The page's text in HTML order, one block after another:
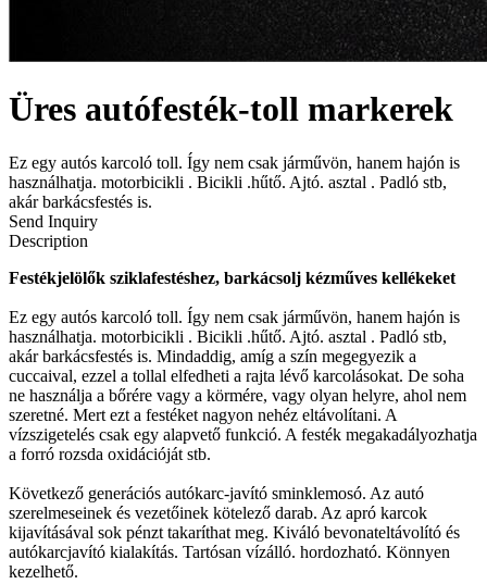
Üres autófesték-toll markerek
Ez egy autós karcoló toll. Így nem csak járművön, hanem hajón is
használhatja. motorbicikli . Bicikli .hűtő. Ajtó. asztal . Padló stb,
akár barkácsfestés is.
Send Inquiry
Description
Festékjelölők sziklafestéshez, barkácsolj kézműves kellékeket
Ez egy autós karcoló toll. Így nem csak járművön, hanem hajón is
használhatja. motorbicikli . Bicikli .hűtő. Ajtó. asztal . Padló stb,
akár barkácsfestés is. Mindaddig, amíg a szín megegyezik a
cuccaival, ezzel a tollal elfedheti a rajta lévő karcolásokat. De soha
ne használja a bőrére vagy a körmére, vagy olyan helyre, ahol nem
szeretné. Mert ezt a festéket nagyon nehéz eltávolítani. A
vízszigetelés csak egy alapvető funkció. A festék megakadályozhatja
a forró rozsda oxidációját stb.
Következő generációs autókarc-javító sminklemosó. Az autó
szerelmeseinek és vezetőinek kötelező darab. Az apró karcok
kijavításával sok pénzt takaríthat meg. Kiváló bevonateltávolító és
autókarcjavító kialakítás. Tartósan vízálló. hordozható. Könnyen
kezelhető.